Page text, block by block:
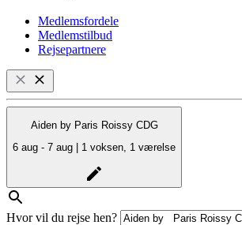
Medlemsfordele
Medlemstilbud
Rejsepartnere
Aiden by Paris Roissy CDG
6 aug - 7 aug | 1 voksen, 1 værelse
Hvor vil du rejse hen?